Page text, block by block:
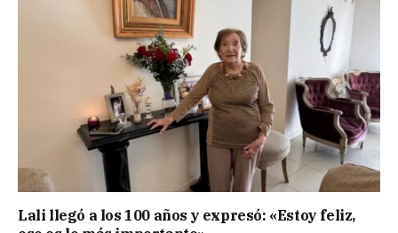
Lali llegó a los 100 años y expresó: «Estoy feliz,